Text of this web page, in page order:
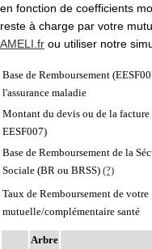
en fonction de coefficients
reste à charge par votre
AMELI.fr ou utiliser notre
Base de Remboursement
l'assurance maladie
Montant du devis ou de la facture
EESF007)
Base de Remboursement de la
Sociale (BR ou BRSS) (?)
Taux de Remboursement de votre
mutuelle/complémentaire santé
Arbre